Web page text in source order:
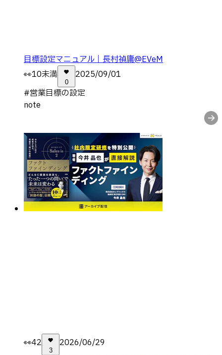
目標設定マニュアル｜長村禎庸@EVeM
👀10未満
0
2025/09/01
#営業目標の設定
note
👀42
3
2026/06/29